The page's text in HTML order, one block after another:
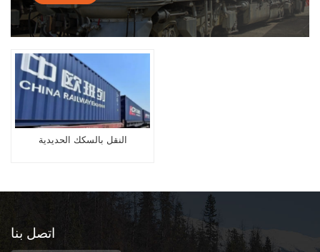
النقل بالسكك الحديدية
اتصل بنا